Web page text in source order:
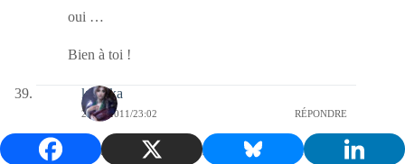
oui …
Bien à toi !
kalinka
20/02/2011/23:02 RÉPONDRE
Ma visite du soir pour te souhaiter une bonne nuit!